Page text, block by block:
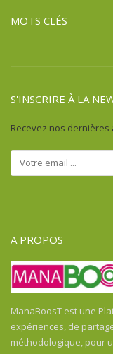
MOTS CLÉS
S'INSCRIRE À LA
Recevez nos dernières
A PROPOS
ManaBoosT est une
expériences, de
méthodologique, pour